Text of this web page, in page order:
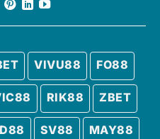
hiệu quả. Một chân sút
về chiến thắng mà
cao nhất.
thấy các siêu sao như
Mbappé thường xuyên
vào khả năng săn bàn
VIVU88 FO88
RIK88 ZBET
SV88 MAY88